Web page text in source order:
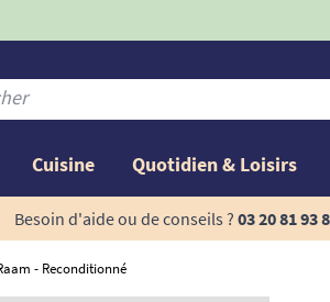
Cuisine Quotidien & Loisirs
Besoin d'aide ou de conseils ? 03 20 81 93
- Reconditionné